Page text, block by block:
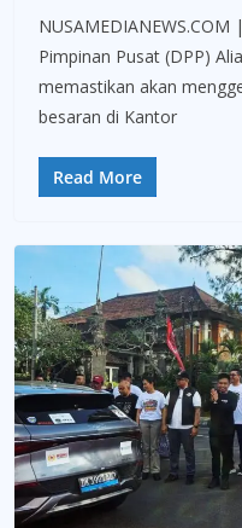
NUSAMEDIANEWS.COM
Pimpinan Pusat (DPP)
memastikan akan
besaran di Kantor
Read More